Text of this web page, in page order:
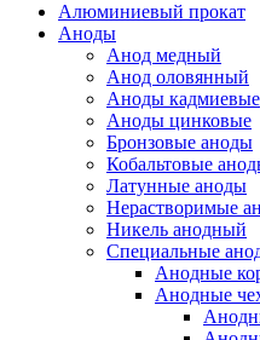
Алюминиевый прокат
Аноды
Анод медный
Анод оловянный
Аноды кадмиевые
Аноды цинковые
Бронзовые аноды
Кобальтовые
Латунные аноды
Нерастворимые
Никель анодный
Специальные
Анодные
Анодные